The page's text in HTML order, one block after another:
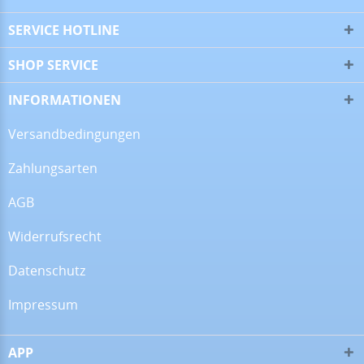
perfekte und super
SERVICE HOTLINE
SHOP SERVICE
INFORMATIONEN
Versandbedingungen
Zahlungsarten
AGB
Widerrufsrecht
Datenschutz
Impressum
APP